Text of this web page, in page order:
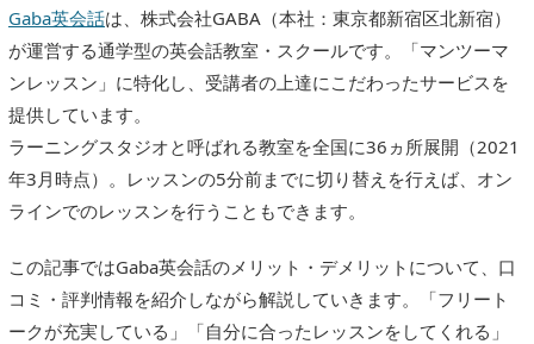
Gaba英会話は、株式会社GABA（本社：東京都新宿区北新宿）
が運営する通学型の英会話教室・スクールです。「マンツーマ
ンレッスン」に特化し、受講者の上達にこだわったサービスを
提供しています。
ラーニングスタジオと呼ばれる教室を全国に36ヵ所展開（2021
年3月時点）。レッスンの5分前までに切り替えを行えば、オン
ラインでのレッスンを行うこともできます。
この記事ではGaba英会話のメリット・デメリットについて、口
コミ・評判情報を紹介しながら解説していきます。「フリート
ークが充実している」「自分に合ったレッスンをしてくれる」